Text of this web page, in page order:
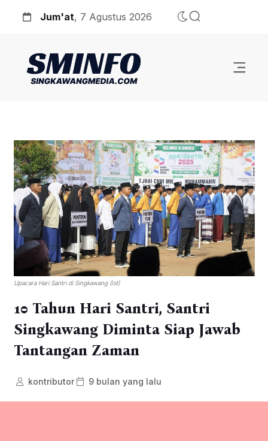
Jum'at, 7 Agustus 2026
Upacara Hari Santri di Singkawang (Ist)
10 Tahun Hari Santri, Santri
Singkawang Diminta Siap Jawab
Tantangan Zaman
kontributor 9 bulan yang lalu